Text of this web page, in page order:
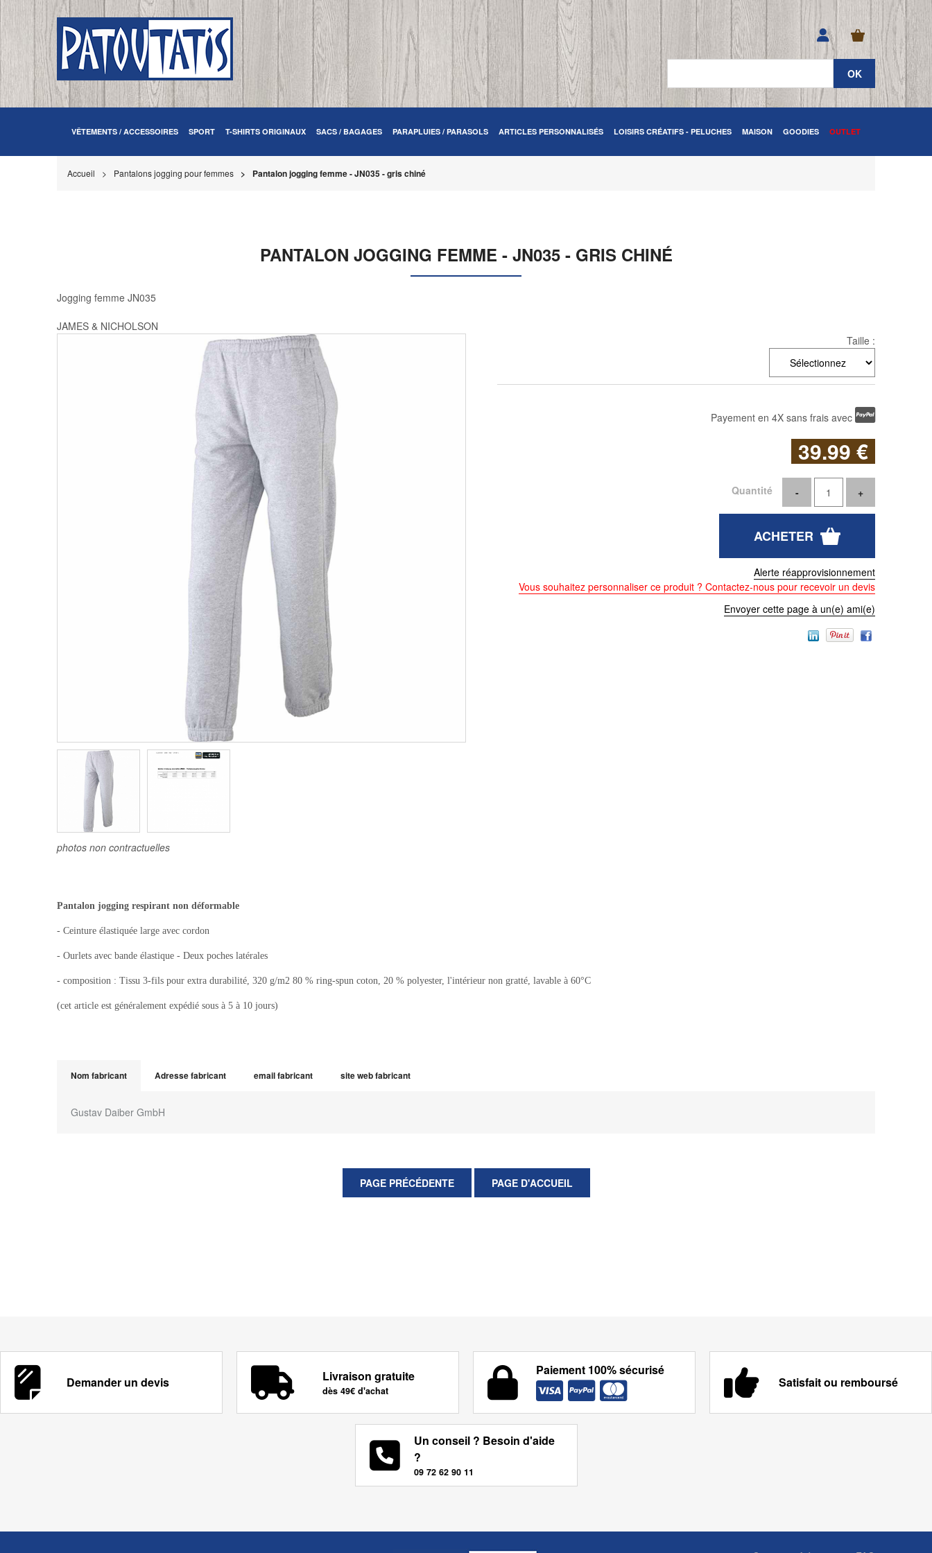
VÊTEMENTS / ACCESSOIRES SPORT T-SHIRTS ORIGINAUX SACS / BAGAGES PARAPLUIES / PARASOLS ARTICLES PERSONNALISÉS LOISIRS CRÉATIFS - PELUCHES MAISON GOODIES OUTLET
Accueil Pantalons jogging pour femmes Pantalon jogging femme - JN035 - gris chiné
PANTALON JOGGING FEMME - JN035 - GRIS CHINÉ
Jogging femme JN035
JAMES & NICHOLSON
photos non contractuelles
Taille :
Payement en 4X sans frais avec
39.99 €
Quantité
Alerte réapprovisionnement
Vous souhaitez personnaliser ce produit ? Contactez-nous pour recevoir un devis
Envoyer cette page à un(e) ami(e)
Pantalon jogging respirant non déformable
- Ceinture élastiquée large avec cordon
- Ourlets avec bande élastique - Deux poches latérales
- composition : Tissu 3-fils pour extra durabilité, 320 g/m2 80 % ring-spun coton, 20 % polyester, l'intérieur non gratté, lavable à 60°C
(cet article est généralement expédié sous à 5 à 10 jours)
Nom fabricant Adresse fabricant email fabricant site web fabricant
Gustav Daiber GmbH
Demander un devis Livraison gratuite
dès 49€ d'achat
Paiement 100% sécurisé
Satisfait ou remboursé
Un conseil ? Besoin d'aide
?
09 72 62 90 11